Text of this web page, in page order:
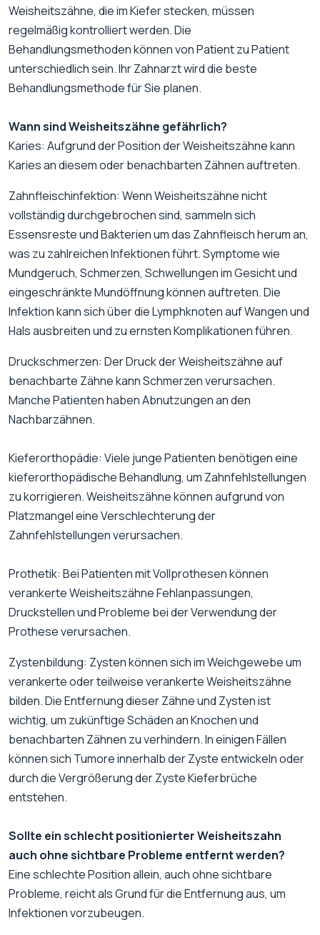
Weisheitszähne, die im Kiefer stecken, müssen
regelmäßig kontrolliert werden. Die
Behandlungsmethoden können von Patient zu Patient
unterschiedlich sein. Ihr Zahnarzt wird die beste
Behandlungsmethode für Sie planen.
Wann sind Weisheitszähne gefährlich?
Karies: Aufgrund der Position der Weisheitszähne kann
Karies an diesem oder benachbarten Zähnen auftreten.
Zahnfleischinfektion: Wenn Weisheitszähne nicht
vollständig durchgebrochen sind, sammeln sich
Essensreste und Bakterien um das Zahnfleisch herum an,
was zu zahlreichen Infektionen führt. Symptome wie
Mundgeruch, Schmerzen, Schwellungen im Gesicht und
eingeschränkte Mundöffnung können auftreten. Die
Infektion kann sich über die Lymphknoten auf Wangen und
Hals ausbreiten und zu ernsten Komplikationen führen.
Druckschmerzen: Der Druck der Weisheitszähne auf
benachbarte Zähne kann Schmerzen verursachen.
Manche Patienten haben Abnutzungen an den
Nachbarzähnen.
Kieferorthopädie: Viele junge Patienten benötigen eine
kieferorthopädische Behandlung, um Zahnfehlstellungen
zu korrigieren. Weisheitszähne können aufgrund von
Platzmangel eine Verschlechterung der
Zahnfehlstellungen verursachen.
Prothetik: Bei Patienten mit Vollprothesen können
verankerte Weisheitszähne Fehlanpassungen,
Druckstellen und Probleme bei der Verwendung der
Prothese verursachen.
Zystenbildung: Zysten können sich im Weichgewebe um
verankerte oder teilweise verankerte Weisheitszähne
bilden. Die Entfernung dieser Zähne und Zysten ist
wichtig, um zukünftige Schäden an Knochen und
benachbarten Zähnen zu verhindern. In einigen Fällen
können sich Tumore innerhalb der Zyste entwickeln oder
durch die Vergrößerung der Zyste Kieferbrüche
entstehen.
Sollte ein schlecht positionierter Weisheitszahn
auch ohne sichtbare Probleme entfernt werden?
Eine schlechte Position allein, auch ohne sichtbare
Probleme, reicht als Grund für die Entfernung aus, um
Infektionen vorzubeugen.